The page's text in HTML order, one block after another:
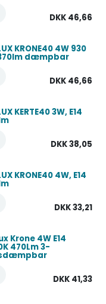
DKK 46,66
KRONE40 4W 930
370lm dæmpbar
DKK 46,66
KERTE40 3W, E14
DKK38,05
KRONE40 4W, E14
DKK33,21
Krone 4W E14
470Lm 3-
DKK 41,33